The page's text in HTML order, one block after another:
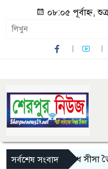
০৮:০৫ পূর্বাহ্ন,
সর্বশেষ সংবাদ
নন্দীগ্রামে অবৈধ সীসা তৈরি